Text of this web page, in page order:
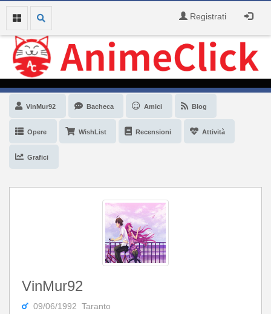
Registrati
VinMur92 Bacheca Amici Blog
Opere WishList Recensioni Attività
Grafici
VinMur92
09/06/1992 Taranto